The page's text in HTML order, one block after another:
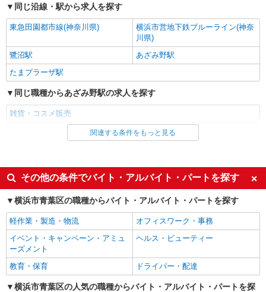
区美しが丘1-1-2
詳細を見る
派遣社員
株式会社スタッフブリッジ P244631
samsoniteでのショップ販売
【東急百貨店 たまプラーザ店】 神奈川県横浜
キープ 詳細を見る
契約社員
watch town（ウォッチタウン） 青葉台東急スクエア店
時計専門店スタッフ
月給207,000円〜235,500円 ※経験・能力によ
む
神奈川県横浜市青葉区青葉台2-1-1 青葉台東
急スクエア South-1本館 1階
同じ沿線・駅から求人を探す
東急田園都市線(神奈川県)
横浜市営地下鉄ブルーライン(神奈
川県)
鷺沼駅
あざみ野駅
たまプラーザ駅
同じ職種からあざみ野駅の求人を探す
雑貨・コスメ販売
同じ雇用形態からあざみ野駅の求人を探す
同じ特徴からあざみ野駅の求人を探す
未経験歓迎
週払い
服装自由
髪型・髪色自由
オープニングスタッフ
上場企業・上場企業のグループ会
社
交通費支給
同じ職種から求人を探す
関連する条件をもっと見る
その他の条件でバイト・アルバイト・パートを探す
横浜市青葉区の職種からバイト・アルバイト・パートを探す
軽作業・製造・物流
オフィスワーク・事務
イベント・キャンペーン・アミュ
ーズメント
ヘルス・ビューティー
教育・保育 ドライバー・配達
横浜市青葉区の人気の職種からバイト・アルバイト・パートを探